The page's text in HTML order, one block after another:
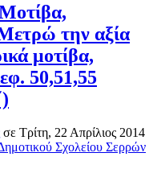
την αξία
μοτίβα,
50,51,55
σε Τρίτη, 22 Απρίλιος 2014
Σχολείου Σερρών